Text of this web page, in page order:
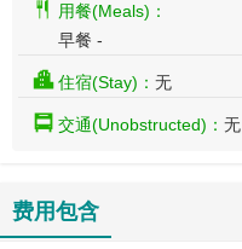
用餐(Meals)：
早餐 -
住宿(Stay)： 无
交通(Unobstructed)： 无
费用包含